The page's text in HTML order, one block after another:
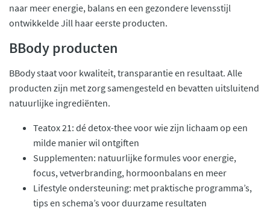
naar meer energie, balans en een gezondere levensstijl
ontwikkelde Jill haar eerste producten.
BBody producten
BBody staat voor kwaliteit, transparantie en resultaat. Alle
producten zijn met zorg samengesteld en bevatten uitsluitend
natuurlijke ingrediënten.
Teatox 21: dé detox-thee voor wie zijn lichaam op een
milde manier wil ontgiften
Supplementen: natuurlijke formules voor energie,
focus, vetverbranding, hormoonbalans en meer
Lifestyle ondersteuning: met praktische programma’s,
tips en schema’s voor duurzame resultaten